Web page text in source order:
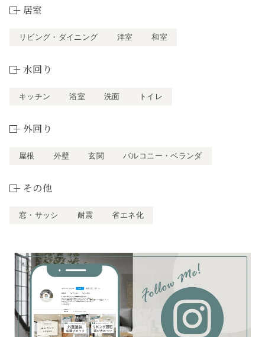
居室
リビング・ダイニング 洋室 和室
水回り
キッチン 浴室 洗面 トイレ
外回り
屋根 外壁 玄関 バルコニー・ベランダ
その他
窓・サッシ 耐震 省エネ化